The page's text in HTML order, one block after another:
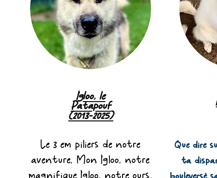
Igloo, le
Patapouf
(2013-2025)
Le 3 em piliers de notre
aventure, Mon Igloo, notre
Que dire
ta